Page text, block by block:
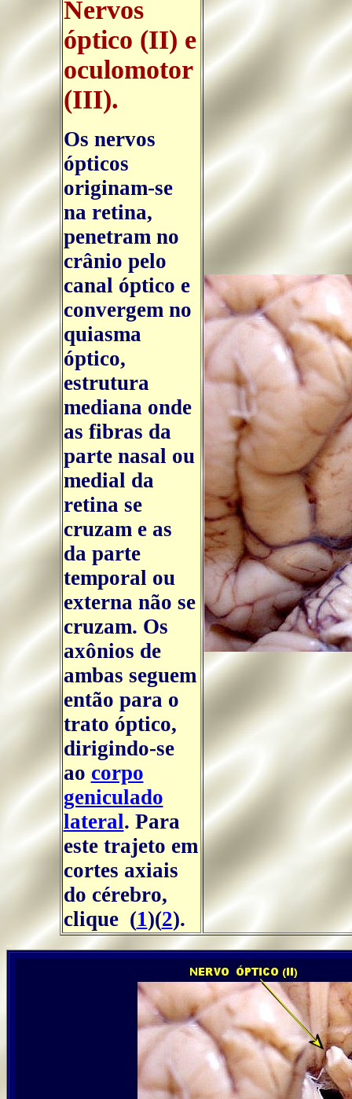
Nervos
óptico (II) e
oculomotor
(III).
Os nervos
ópticos
originam-se
na retina,
penetram no
crânio pelo
canal óptico e
convergem no
quiasma
óptico,
estrutura
mediana onde
as fibras da
parte nasal ou
medial da
retina se
cruzam e as
da parte
temporal ou
externa não se
cruzam. Os
axônios de
ambas seguem
então para o
trato óptico,
dirigindo-se
ao corpo
geniculado
lateral. Para
este trajeto em
cortes axiais
do cérebro,
clique (1)(2).
..